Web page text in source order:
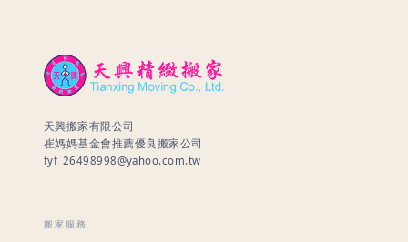
天興搬家有限公司
崔媽媽基金會推薦優良搬家公司
fyf_26498998@yahoo.com.tw
搬家服務